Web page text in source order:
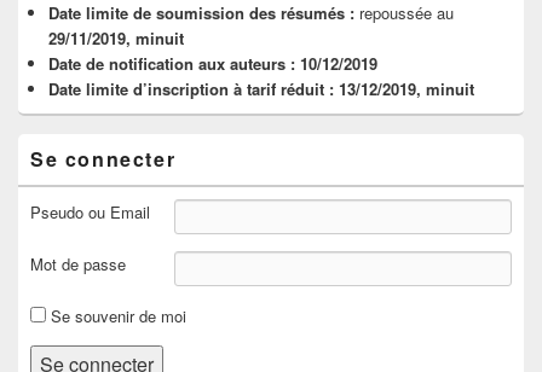
Date limite de soumission des résumés : repoussée au
29/11/2019, minuit
Date de notification aux auteurs : 10/12/2019
Date limite d’inscription à tarif réduit : 13/12/2019, minuit
Se connecter
Pseudo ou Email
Mot de passe
Se souvenir de moi